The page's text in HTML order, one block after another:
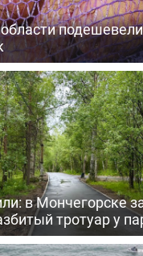
в Мончегорске
тротуар у